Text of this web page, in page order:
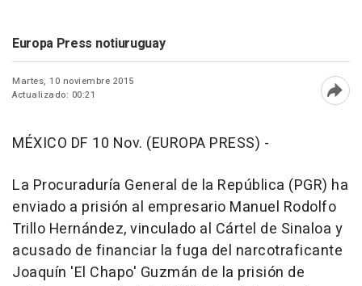
Europa Press notiuruguay
Martes, 10 noviembre 2015
Actualizado: 00:21
MÉXICO DF 10 Nov. (EUROPA PRESS) -
La Procuraduría General de la República (PGR) ha
enviado a prisión al empresario Manuel Rodolfo
Trillo Hernández, vinculado al Cártel de Sinaloa y
acusado de financiar la fuga del narcotraficante
Joaquín 'El Chapo' Guzmán de la prisión de